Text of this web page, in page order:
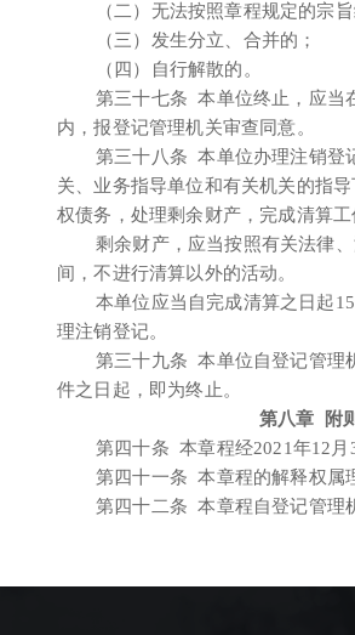
（二）无法按照章程规定的宗
（三）发生分立、合并的；
（四）自行解散的。
第三十七条 本单位终止，应当
内，报登记管理机关审查同意。
第三十八条 本单位办理注销登
关、业务指导单位和有关机关的指
权债务，处理剩余财产，完成清算工
剩余财产，应当按照有关法律
间，不进行清算以外的活动。
本单位应当自完成清算之日起
理注销登记。
第三十九条 本单位自登记管理
件之日起，即为终止。
第八章 附
第四十条 本章程经2021年12月
第四十一条 本章程的解释权属
第四十二条 本章程自登记管理